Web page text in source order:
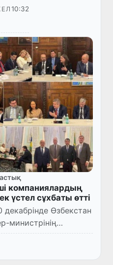
10:32
компаниялардың
үстел сұхбаты өтті
декабрінде Өзбекстан
министрінің
АҚШ-қа
топтардың